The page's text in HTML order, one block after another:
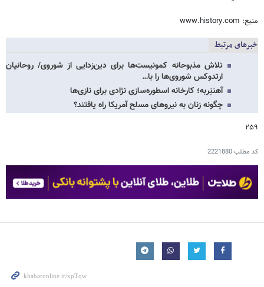
منبع: www.history.com
خبرهای مرتبط
تلاش مذبوحانه کمونیست‌ها برای دین‌زدایی از شوروی/ روحانیان
ارتدوکس شوروی‌ها را با…
آهننِربه؛ کارخانه اسطوره‌سازی نژادی برای نازی‌ها
چگونه زنان به نیروهای مسلح آمریکا راه یافتند؟
۲۵۹
کد مطلب2221880